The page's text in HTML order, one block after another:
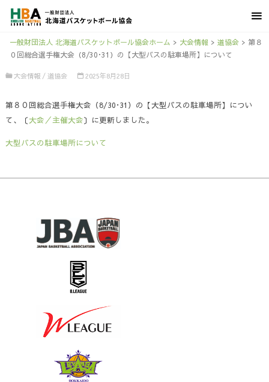
一般財団法人 北海道バスケットボール協会ホーム > 大会情報 > 道協会> 第８
０回総合選手権大会（8/30･31）の【大型バスの駐車場所】について
大会情報 / 道協会 2025年8月28日
第８０回総合選手権大会（8/30･31）の【大型バスの駐車場所】につい
て、〔大会／主催大会〕に更新しました。
大型バスの駐車場所について